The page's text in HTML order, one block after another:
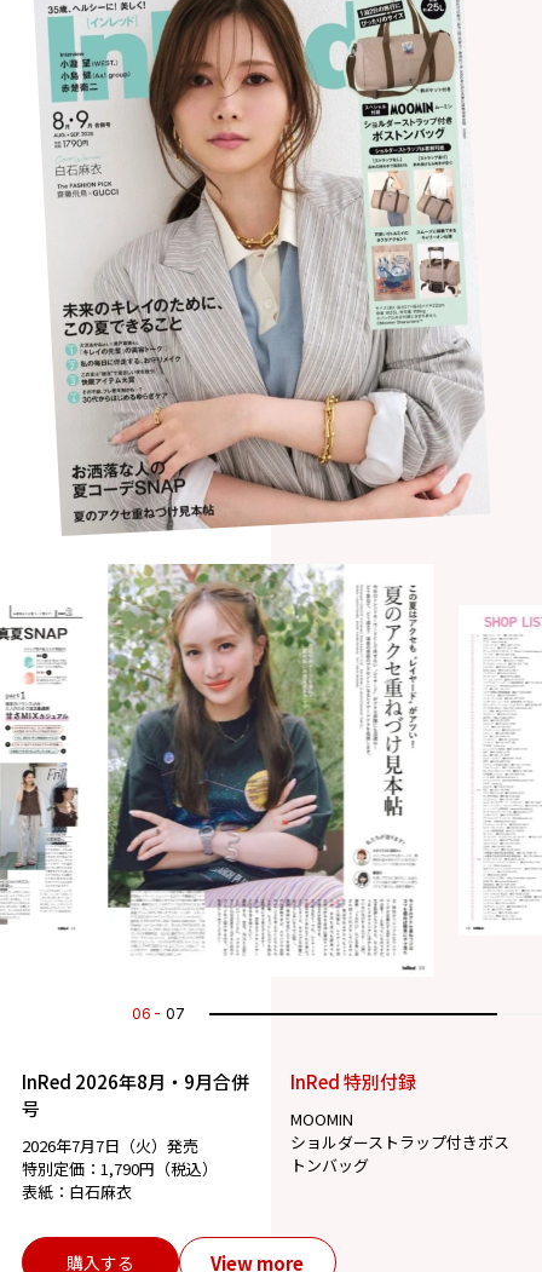
07 07
InRed 2026年8月・9月合併
号
2026年7月7日（火）発売
特別定価：1,790円（税込）
表紙：白石麻衣
InRed 特別付録
MOOMIN
ショルダーストラップ付きボス
トンバッグ
購入する View more